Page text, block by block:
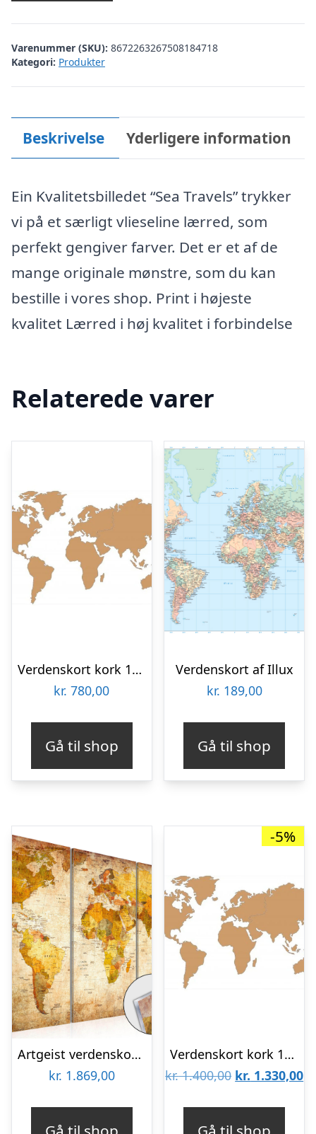
Varenummer (SKU): 8672263267508184718
Kategori: Produkter
Beskrivelse Yderligere information
Ein Kvalitetsbilledet “Sea Travels” trykker
vi på et særligt vlieseline lærred, som
perfekt gengiver farver. Det er et af de
mange originale mønstre, som du kan
bestille i vores shop. Print i højeste
kvalitet Lærred i høj kvalitet i forbindelse
Relaterede varer
Verdenskort kork 107×200 cm.
kr. 780,00
Gå til shop
Verdenskort af Illux
kr. 189,00
Gå til shop
Artgeist verdenskort – Antique Journeys plexiglas billede, 3-delt – flere størrelser 120×80
kr. 1.869,00
-5%
Verdenskort kork 164x300cm
kr.1.400,00 Den
kr. 1.330,00